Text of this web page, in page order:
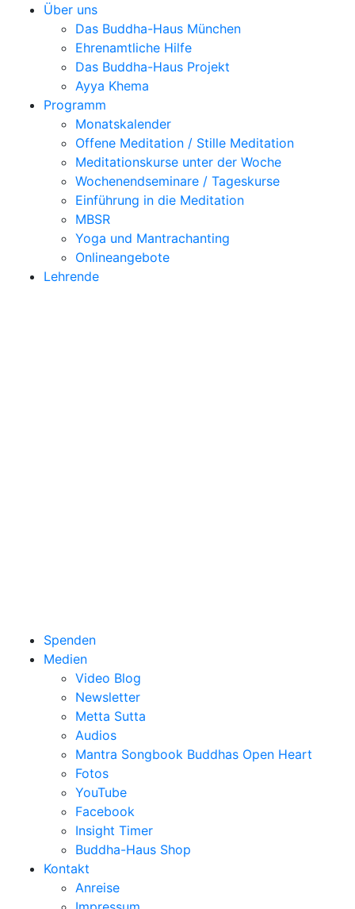
Über uns
Das Buddha-Haus München
Ehrenamtliche Hilfe
Das Buddha-Haus Projekt
Ayya Khema
Programm
Monatskalender
Offene Meditation / Stille Meditation
Meditationskurse unter der Woche
Wochenendseminare / Tageskurse
Einführung in die Meditation
MBSR
Yoga und Mantrachanting
Onlineangebote
Lehrende
Spenden
Medien
Video Blog
Newsletter
Metta Sutta
Audios
Mantra Songbook Buddhas Open Heart
Fotos
YouTube
Facebook
Insight Timer
Buddha-Haus Shop
Kontakt
Anreise